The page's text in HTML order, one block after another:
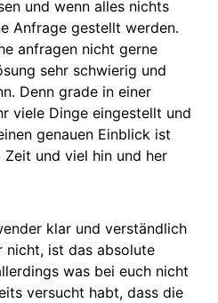
und wenn alles nichts
Anfrage gestellt werden.
anfragen nicht gerne
sehr schwierig und
Denn grade in einer
viele Dinge eingestellt und
genauen Einblick ist
und viel hin und her
klar und verständlich
nicht, ist das absolute
was bei euch nicht
versucht habt, dass die